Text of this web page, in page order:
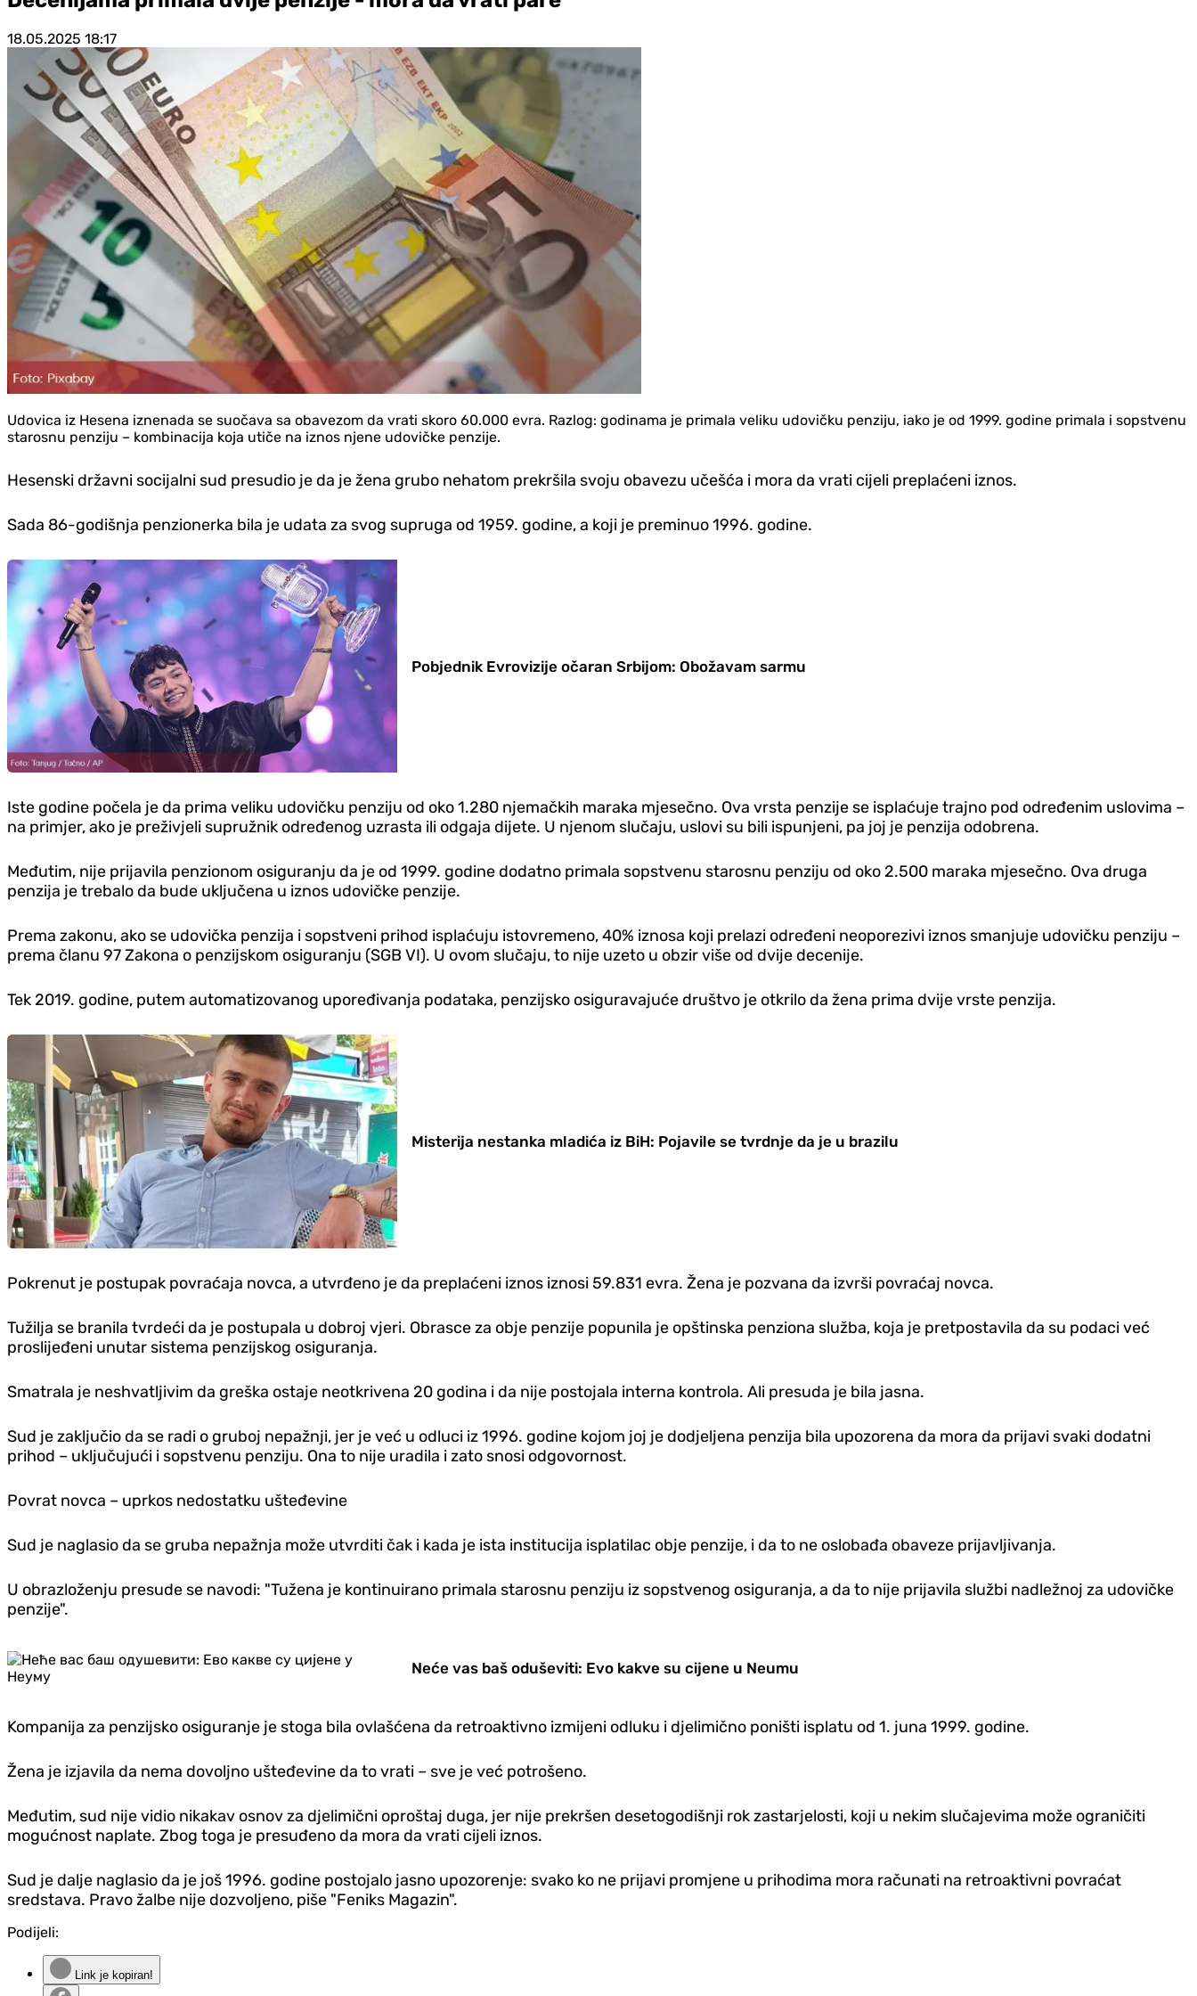
18.05.2025 18:17
Udovica iz Hesena iznenada se suočava sa obavezom da vrati skoro 60.000 evra. Razlog: godinama je primala veliku udovičku penziju, iako je od 1999. godine primala i sopstvenu
starosnu penziju – kombinacija koja utiče na iznos njene udovičke penzije.
Hesenski državni socijalni sud presudio je da je žena grubo nehatom prekršila svoju obavezu učešća i mora da vrati cijeli preplaćeni iznos.
Sada 86-godišnja penzionerka bila je udata za svog supruga od 1959. godine, a koji je preminuo 1996. godine.
Pobjednik Evrovizije očaran Srbijom: Obožavam sarmu
Iste godine počela je da prima veliku udovičku penziju od oko 1.280 njemačkih maraka mjesečno. Ova vrsta penzije se isplaćuje trajno pod određenim uslovima –
na primjer, ako je preživjeli supružnik određenog uzrasta ili odgaja dijete. U njenom slučaju, uslovi su bili ispunjeni, pa joj je penzija odobrena.
Međutim, nije prijavila penzionom osiguranju da je od 1999. godine dodatno primala sopstvenu starosnu penziju od oko 2.500 maraka mjesečno. Ova druga
penzija je trebalo da bude uključena u iznos udovičke penzije.
Prema zakonu, ako se udovička penzija i sopstveni prihod isplaćuju istovremeno, 40% iznosa koji prelazi određeni neoporezivi iznos smanjuje udovičku penziju –
prema članu 97 Zakona o penzijskom osiguranju (SGB VI). U ovom slučaju, to nije uzeto u obzir više od dvije decenije.
Tek 2019. godine, putem automatizovanog upoređivanja podataka, penzijsko osiguravajuće društvo je otkrilo da žena prima dvije vrste penzija.
Misterija nestanka mladića iz BiH: Pojavile se tvrdnje da je u brazilu
Pokrenut je postupak povraćaja novca, a utvrđeno je da preplaćeni iznos iznosi 59.831 evra. Žena je pozvana da izvrši povraćaj novca.
Tužilja se branila tvrdeći da je postupala u dobroj vjeri. Obrasce za obje penzije popunila je opštinska penziona služba, koja je pretpostavila da su podaci već
proslijeđeni unutar sistema penzijskog osiguranja.
Smatrala je neshvatljivim da greška ostaje neotkrivena 20 godina i da nije postojala interna kontrola. Ali presuda je bila jasna.
Sud je zaključio da se radi o gruboj nepažnji, jer je već u odluci iz 1996. godine kojom joj je dodjeljena penzija bila upozorena da mora da prijavi svaki dodatni
prihod – uključujući i sopstvenu penziju. Ona to nije uradila i zato snosi odgovornost.
Povrat novca – uprkos nedostatku ušteđevine
Sud je naglasio da se gruba nepažnja može utvrditi čak i kada je ista institucija isplatilac obje penzije, i da to ne oslobađa obaveze prijavljivanja.
U obrazloženju presude se navodi: "Tužena je kontinuirano primala starosnu penziju iz sopstvenog osiguranja, a da to nije prijavila službi nadležnoj za udovičke
penzije".
Neće vas baš oduševiti: Evo kakve su cijene u Neumu
Kompanija za penzijsko osiguranje je stoga bila ovlašćena da retroaktivno izmijeni odluku i djelimično poništi isplatu od 1. juna 1999. godine.
Žena je izjavila da nema dovoljno ušteđevine da to vrati – sve je već potrošeno.
Međutim, sud nije vidio nikakav osnov za djelimični oproštaj duga, jer nije prekršen desetogodišnji rok zastarjelosti, koji u nekim slučajevima može ograničiti
mogućnost naplate. Zbog toga je presuđeno da mora da vrati cijeli iznos.
Sud je dalje naglasio da je još 1996. godine postojalo jasno upozorenje: svako ko ne prijavi promjene u prihodima mora računati na retroaktivni povraćat
sredstava. Pravo žalbe nije dozvoljeno, piše "Feniks Magazin".
Podijeli:
Link je kopiran!